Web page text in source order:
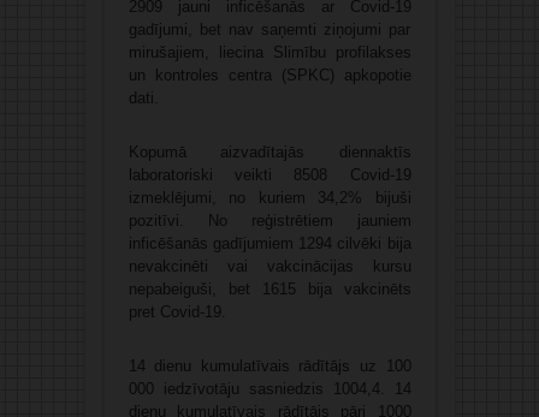
2909 jauni inficēšanās ar Covid-19
gadījumi, bet nav saņemti ziņojumi par
mirušajiem, liecina Slimību profilakses
un kontroles centra (SPKC) apkopotie
dati.
Kopumā aizvadītajās diennaktīs
laboratoriski veikti 8508 Covid-19
izmeklējumi, no kuriem 34,2% bijuši
pozitīvi. No reģistrētiem jauniem
inficēšanās gadījumiem 1294 cilvēki bija
nevakcinēti vai vakcinācijas kursu
nepabeiguši, bet 1615 bija vakcinēts
pret Covid-19.
14 dienu kumulatīvais rādītājs uz 100
000 iedzīvotāju sasniedzis 1004,4. 14
dienu kumulatīvais rādītājs pāri 1000